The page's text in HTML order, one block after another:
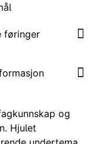
føringer
og
Hjulet